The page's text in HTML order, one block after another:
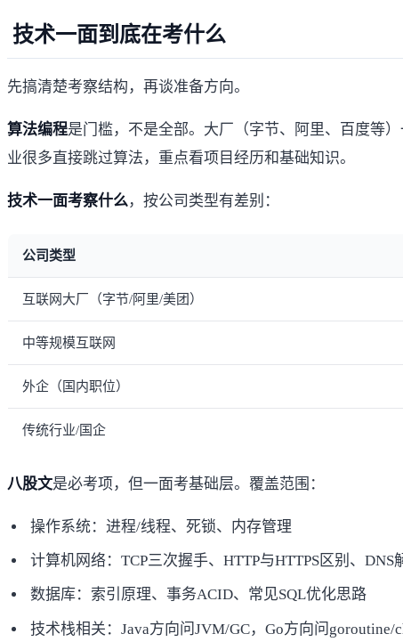
技术一面到底在考什么
先搞清楚考察结构，再谈准备方向。
算法编程是门槛，不是全部。大厂（字节、阿里、百度等
业很多直接跳过算法，重点看项目经历和基础知识。
技术一面考察什么，按公司类型有差别：
公司类型
互联网大厂（字节/阿里/美团）
中等规模互联网
外企（国内职位）
传统行业/国企
八股文是必考项，但一面考基础层。覆盖范围：
操作系统：进程/线程、死锁、内存管理
计算机网络：TCP三次握手、HTTP与HTTPS区别、DNS
数据库：索引原理、事务ACID、常见SQL优化思路
技术栈相关：Java方向问JVM/GC，Go方向问goroutine/